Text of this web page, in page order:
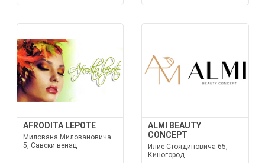
AFRODITA LEPOTE
Милована Миловановича
5, Савски венац
ALMI BEAUTY
CONCEPT
Илие Стоядиновича 65,
Киногород